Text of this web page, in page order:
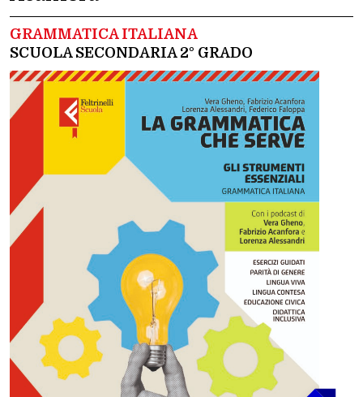
GRAMMATICA ITALIANA
SCUOLA SECONDARIA 2° GRADO